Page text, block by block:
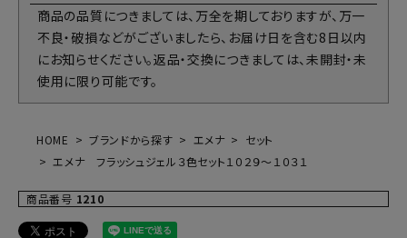
商品の品質につきましては、万全を期しておりますが、万一
不良・破損などがございましたら、お届け日を含む8日以内
にお知らせください。返品・交換につきましては、未開封・未
使用に限り可能です。
HOME ブランドから探す エメナ
セット
エメナ フラッシュジェル３色セット１０２９～１０３１
商品番号 1210